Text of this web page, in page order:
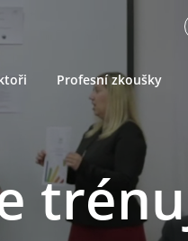
Profesní zkoušky